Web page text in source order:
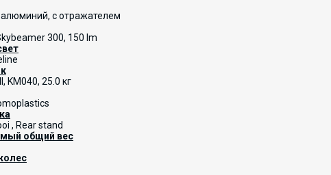
алюминий, с отражателем
300, 150 lm
KM040, 25.0 кг
, Rear stand
общий вес